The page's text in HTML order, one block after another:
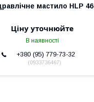
мастило HLP 46
Ціну уточнюйте
В наявності
+380 (95) 779-73-32
0933736467